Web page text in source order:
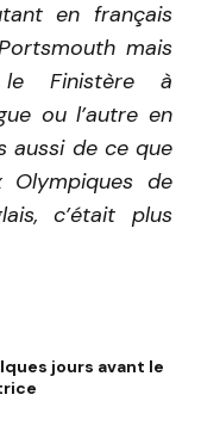
en français
mais
Finistère à
ou l’autre en
aussi de ce que
Olympiques de
c’était plus
jours avant le